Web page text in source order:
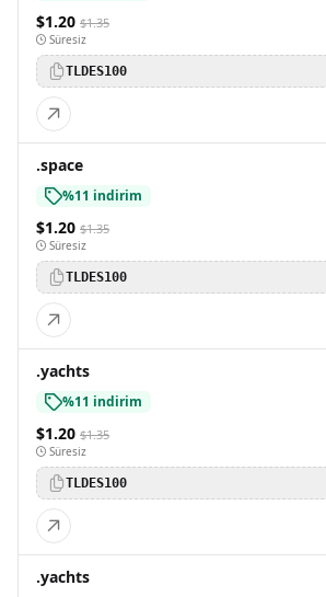
$1.20 $1.35
Süresiz
TLDES100
.space
%11 indirim
$1.20 $1.35
Süresiz
TLDES100
.yachts
%11 indirim
$1.20 $1.35
Süresiz
TLDES100
.yachts